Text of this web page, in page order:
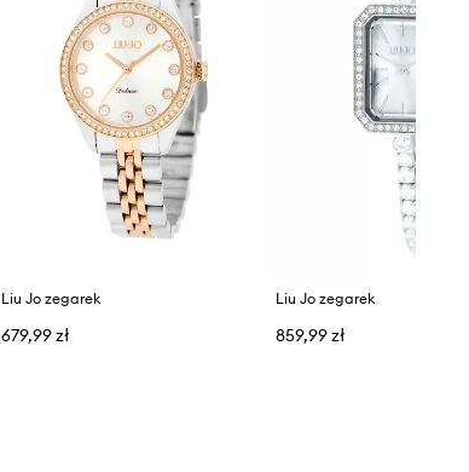
Liu Jo zegarek
679,99 zł
Liu Jo zegarek
859,99 zł